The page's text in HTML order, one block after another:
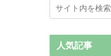
人気記事